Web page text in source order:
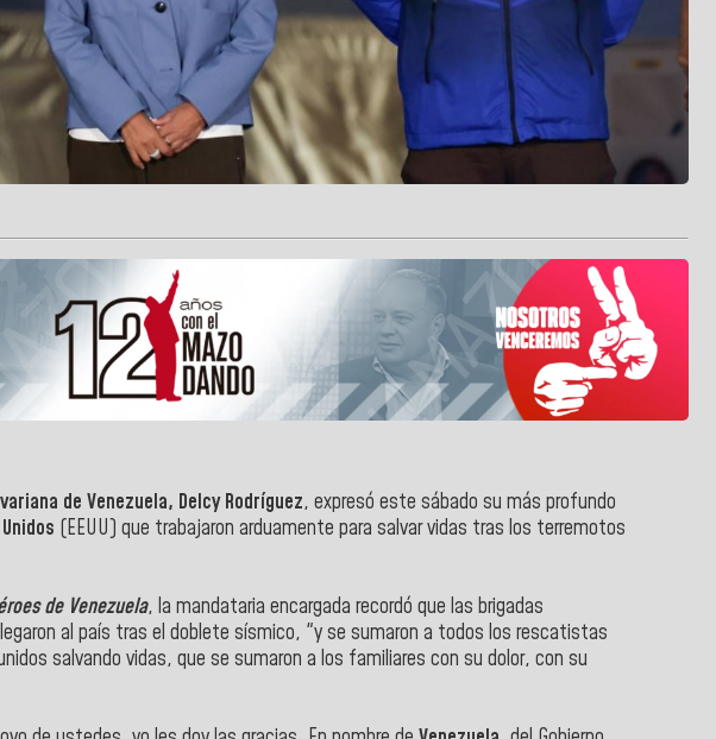
de Venezuela, Delcy Rodríguez, expresó este sábado su más profundo
(EEUU) que trabajaron arduamente para salvar vidas tras los terremotos
de Venezuela, la mandataria encargada recordó que las brigadas
al país tras el doblete sísmico, "y se sumaron a todos los rescatistas
salvando vidas, que se sumaron a los familiares con su dolor, con su